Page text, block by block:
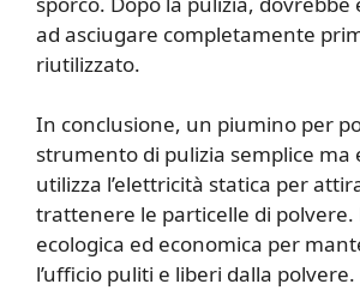
ad asciugare completamente
riutilizzato.
In conclusione, un piumino per
strumento di pulizia semplice ma
utilizza l’elettricità statica per
trattenere le particelle di polvere.
ecologica ed economica per
l’ufficio puliti e liberi dalla polvere.